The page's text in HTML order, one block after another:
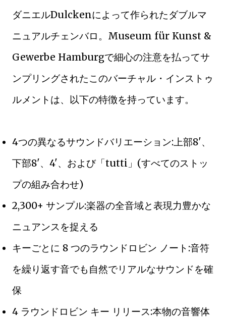
ダニエルDulckenによって作られたダブルマ
ニュアルチェンバロ。Museum für Kunst &
Gewerbe Hamburgで細心の注意を払ってサ
ンプリングされたこのバーチャル・インストゥ
ルメントは、以下の特徴を持っています。
4つの異なるサウンドバリエーション:上部8'、
下部8'、4'、および「tutti」(すべてのストッ
プの組み合わせ)
2,300+ サンプル:楽器の全音域と表現力豊かな
ニュアンスを捉える
キーごとに 8 つのラウンドロビン ノート:音符
を繰り返す音でも自然でリアルなサウンドを確
保
4 ラウンドロビン キー リリース:本物の音響体